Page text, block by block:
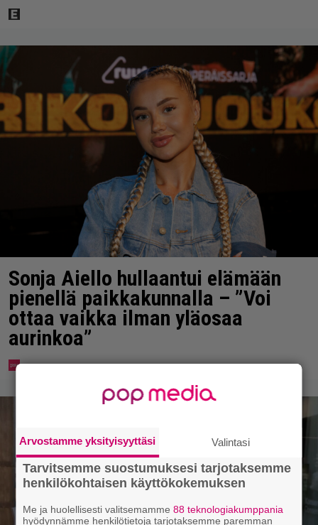
Sonja Aiello hullaantui elämään
pienellä paikkakunnalla – ”Voi
ottaa vaikka ilman yläosaa
aurinkoa”
Arvostamme yksityisyyttäsi Valintasi
Tarvitsemme suostumuksesi tarjotaksemme
henkilökohtaisen käyttökokemuksen
Me ja huolellisesti valitsemamme88 teknologiakumppania
hyödynnämme henkilötietoja tarjotaksemme paremman